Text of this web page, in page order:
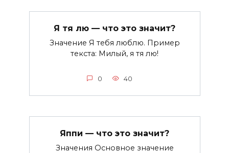
Я тя лю — что это значит?
Значение Я тебя люблю. Пример
текста: Милый, я тя лю!
0 40
Яппи — что это значит?
Значения Основное значение